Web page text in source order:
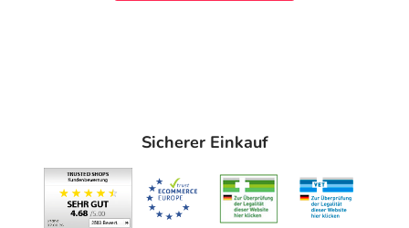
Sicherer Einkauf